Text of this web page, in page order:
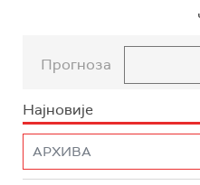
Прогноза
Најновије